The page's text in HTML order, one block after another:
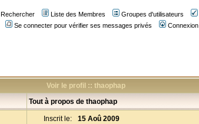
Rechercher Liste des Membres Groupes d'utilisateurs
Se connecter pour vérifier ses messages privés Connexion
Voir le profil :: thaophap
Tout à propos de thaophap
Inscrit le:
15 Aoû 2009